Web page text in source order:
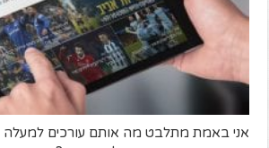
אני באמת מתלבט מה אותם עורכים למעלה